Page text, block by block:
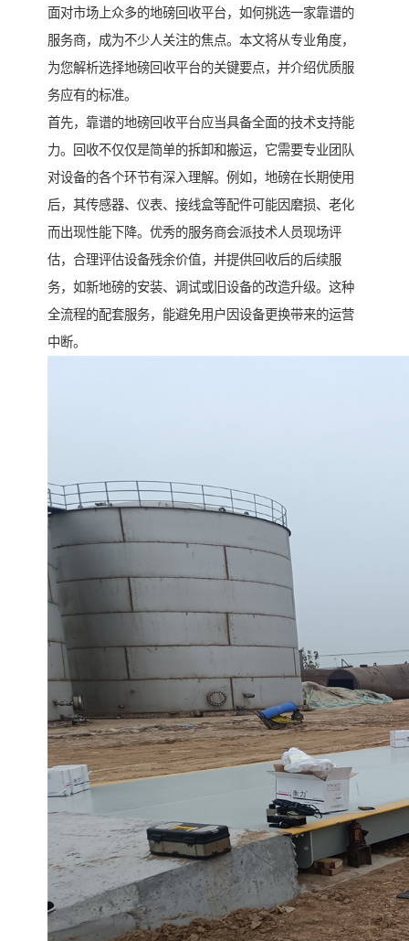
面对市场上众多的地磅回收平台，如何挑选一家靠谱的
服务商，成为不少人关注的焦点。本文将从专业角度，
为您解析选择地磅回收平台的关键要点，并介绍优质服
务应有的标准。
首先，靠谱的地磅回收平台应当具备全面的技术支持能
力。回收不仅仅是简单的拆卸和搬运，它需要专业团队
对设备的各个环节有深入理解。例如，地磅在长期使用
后，其传感器、仪表、接线盒等配件可能因磨损、老化
而出现性能下降。优秀的服务商会派技术人员现场评
估，合理评估设备残余价值，并提供回收后的后续服
务，如新地磅的安装、调试或旧设备的改造升级。这种
全流程的配套服务，能避免用户因设备更换带来的运营
中断。